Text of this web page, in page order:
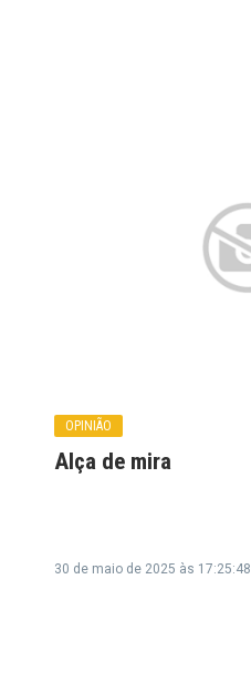
OPINIÃO
Alça de mira
30 de maio de 2025 às 17:25:48